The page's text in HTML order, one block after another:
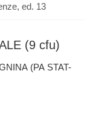
ed. 13
(9 cfu)
(PA STAT-